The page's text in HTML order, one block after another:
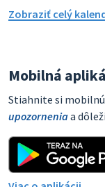
Zobraziť celý
Mobilná
Stiahnite si
upozorneniaa